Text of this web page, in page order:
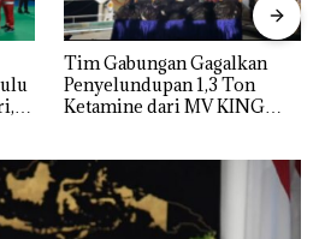
Tim Gabungan Gagalkan
Penyelundupan 1,3 Ton
Ketamine dari MV KING